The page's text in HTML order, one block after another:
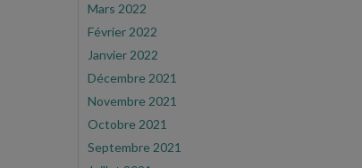
Mars 2022
Février 2022
Janvier 2022
Décembre 2021
Novembre 2021
Octobre 2021
Septembre 2021